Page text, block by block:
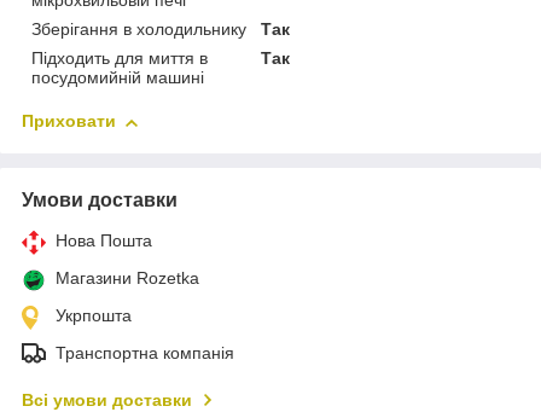
Зберігання в холодильнику
Так
Підходить для миття в
посудомийній машині
Так
Приховати
Умови доставки
Нова Пошта
Магазини Rozetka
Укрпошта
Транспортна компанія
Всі умови доставки